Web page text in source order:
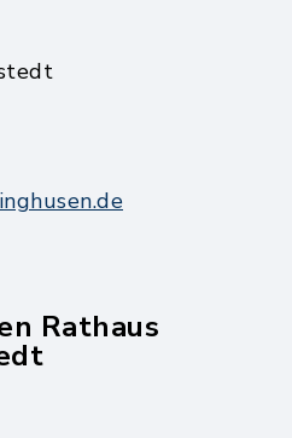
Rathaus